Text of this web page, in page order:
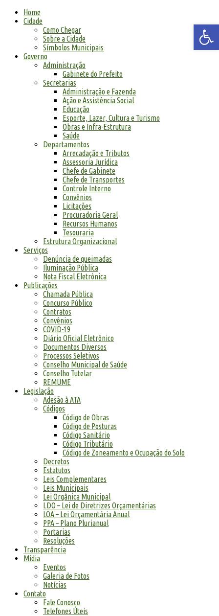
Home
Cidade
Como Chegar
Sobre a Cidade
Símbolos Municipais
Governo
Administração
Gabinete do Prefeito
Secretarias
Administração e Fazenda
Ação e Assistência Social
Educação
Esporte, Lazer, Cultura e Turismo
Obras e Infra-Estrutura
Saúde
Departamentos
Arrecadação e Tributos
Assessoria Jurídica
Chefe de Gabinete
Chefe de Transportes
Controle Interno
Convênios
Licitações
Procuradoria Geral
Recursos Humanos
Tesouraria
Estrutura Organizacional
Serviços
Denúncia de queimadas
Iluminação Pública
Nota Fiscal Eletrônica
Publicações
Chamada Pública
Concurso Público
Contratos
Convênios
COVID-19
Diário Oficial Eletrônico
Documentos Diversos
Processos Seletivos
Conselho Municipal de Saúde
Conselho Tutelar
REMUME
Legislação
Adesão à ATA
Códigos
Código de Obras
Código de Posturas
Código Sanitário
Código Tributário
Código de Zoneamento e Ocupação do Solo
Decretos
Estatutos
Leis Complementares
Leis Municipais
Lei Orgânica Municipal
LDO – Lei de Diretrizes Orçamentárias
LOA – Lei Orçamentária Anual
PPA – Plano Plurianual
Portarias
Resoluções
Transparência
Mídia
Eventos
Galeria de Fotos
Notícias
Contato
Fale Conosco
Telefones Úteis
Abrir a